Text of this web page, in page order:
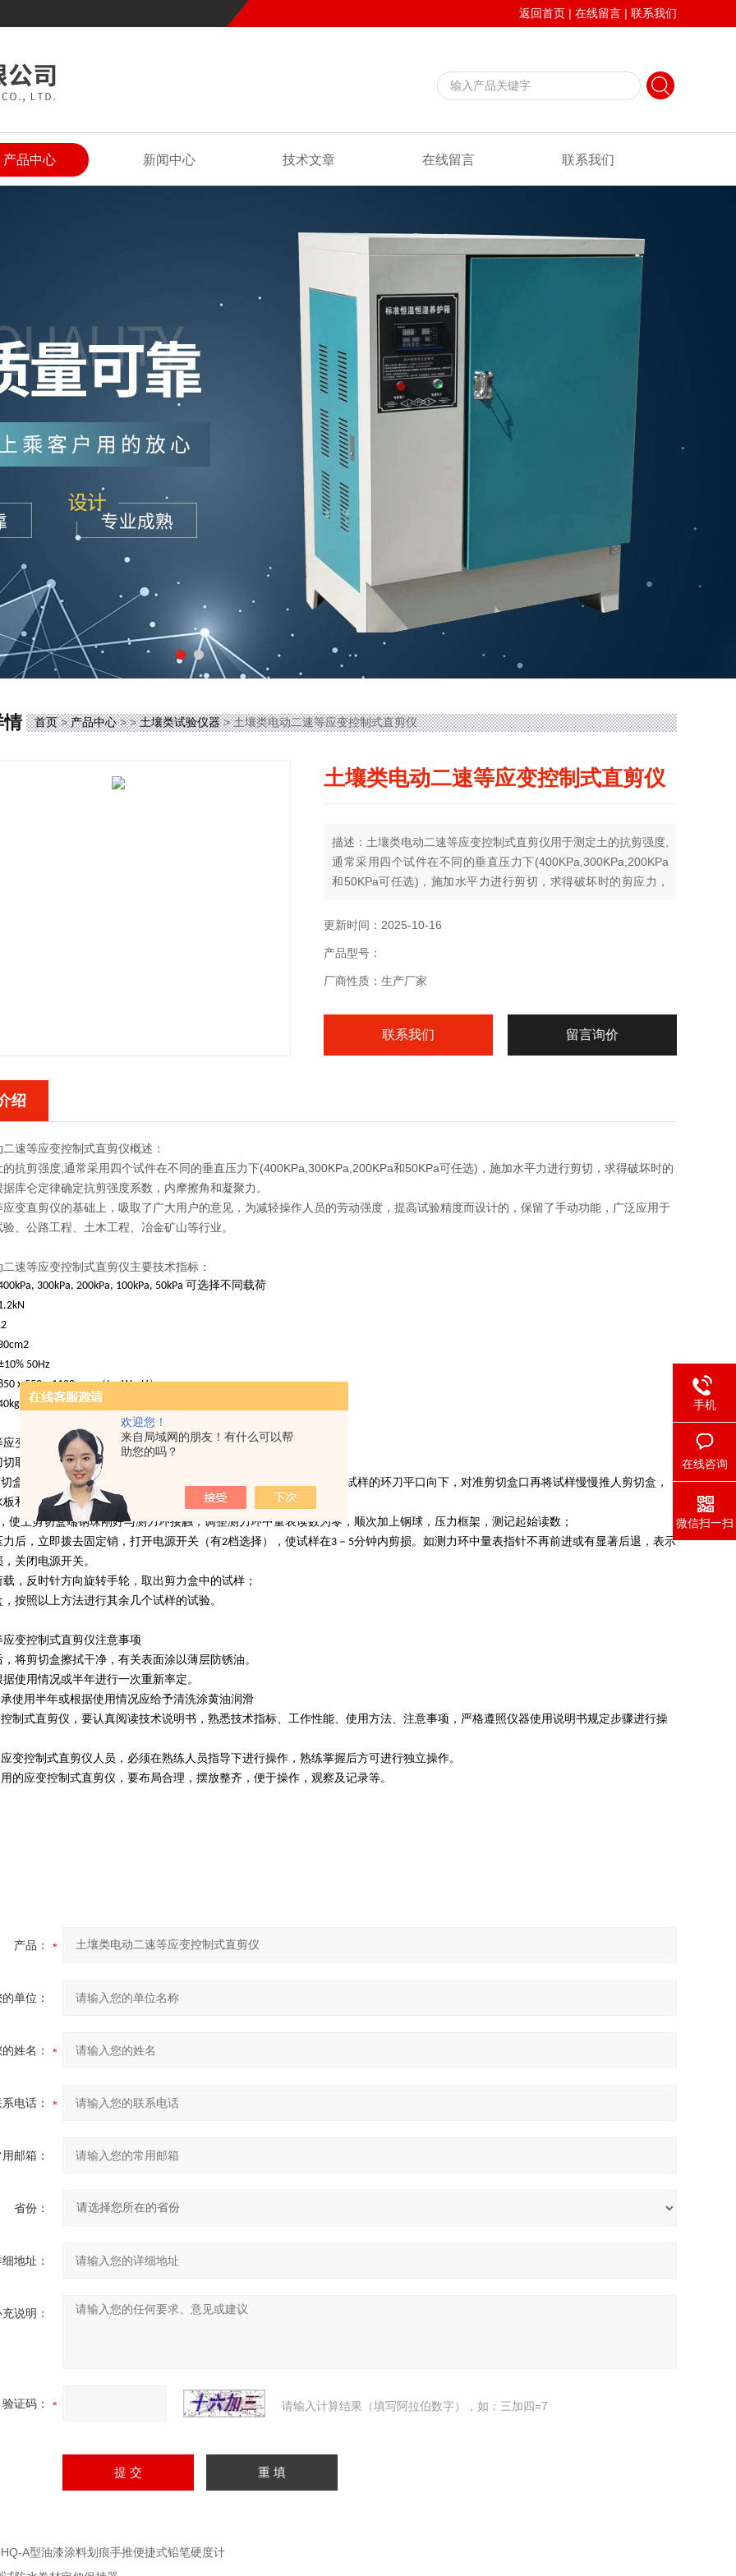
欢迎您！
来自局域网的朋友！有什么可以帮
助您的吗？
返回首页 | 在线留言 | 联系我们
产品中心 新闻中心 技术文章 在线留言 联系我们
情 首页>产品中心> >土壤类试验仪器> 土壤类电动二速等应变控制式直剪仪
土壤类电动二速等应变控制式直剪仪
描述：土壤类电动二速等应变控制式直剪仪用于测定土的抗剪强度,
通常采用四个试件在不同的垂直压力下(400KPa,300KPa,200KPa
和50KPa可任选)，施加水平力进行剪切，求得破坏时的剪应力，
更新时间：2025-10-16
产品型号：
厂商性质：生产厂家
联系我们 留言询价
绍
速等应变控制式直剪仪概述：
的抗剪强度,通常采用四个试件在不同的垂直压力下(400KPa,300KPa,200KPa和50KPa可任选)，施加水平力进行剪切，求得破坏时的
库仑定律确定抗剪强度系数，内摩擦角和凝聚力。
应变直剪仪的基础上，吸取了广大用户的意见，为减轻操作人员的劳动强度，提高试验精度而设计的，保留了手动功能，广泛应用于
、公路工程、土木工程、冶金矿山等行业。
速等应变控制式直剪仪主要技术指标：
300kPa, 200kPa, 100kPa, 50kPa 可选择不同载荷
50Hz
x 550 x 1100mm （L x W x H）
应变控制式直剪仪使用说明：
取3－4个试样备用；
盒，插上插销使上下剪力盒的位置固定，并放入不透水板。将装有试样的环刀平口向下，对准剪切盒口再将试样慢慢推人剪切盒，
板和加压盖；
使上剪切盒端钢珠刚好与测力环接触，调整测力环中量表读数为零，顺次加上钢球，压力框架，测记起始读数；
力后，立即拨去固定销，打开电源开关（有2档选择），使试样在3－5分钟内剪损。如测力环中量表指针不再前进或有显著后退，表示
关闭电源开关。
，反时针方向旋转手轮，取出剪力盒中的试样；
按照以上方法进行其余几个试样的试验。
变控制式直剪仪注意事项
将剪切盒擦拭干净，有关表面涂以薄层防锈油。
使用情况或半年进行一次重新率定。
使用半年或根据使用情况应给予清洗涂黄油润滑
制式直剪仪，要认真阅读技术说明书，熟悉技术指标、工作性能、使用方法、注意事项，严格遵照仪器使用说明书规定步骤进行操
变控制式直剪仪人员，必须在熟练人员指导下进行操作，熟练掌握后方可进行独立操作。
的应变控制式直剪仪，要布局合理，摆放整齐，便于操作，观察及记录等。
产品：
单位：
姓名：
电话：
邮箱：
省份：
地址：
说明：
验证码： 请输入计算结果（填写阿拉伯数字），如：三加四=7
A型油漆涂料划痕手推便捷式铅笔硬度计
手机
在线咨询
微信扫一扫